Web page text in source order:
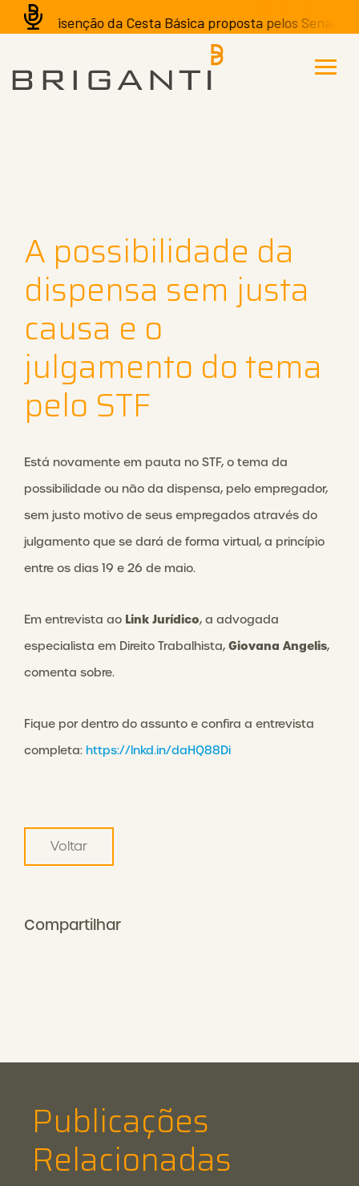
A isenção da Cesta Básica proposta pelos
A possibilidade da
dispensa sem justa
causa e o
julgamento do tema
pelo STF
Está novamente em pauta no STF, o tema da
possibilidade ou não da dispensa, pelo empregador,
sem justo motivo de seus empregados através do
julgamento que se dará de forma virtual, a princípio
entre os dias 19 e 26 de maio.
Em entrevista ao Link Jurídico, a advogada
especialista em Direito Trabalhista, Giovana Angelis,
comenta sobre.
Fique por dentro do assunto e confira a entrevista
completa: https://lnkd.in/daHQ88Di
Voltar
Compartilhar
Publicações
Relacionadas